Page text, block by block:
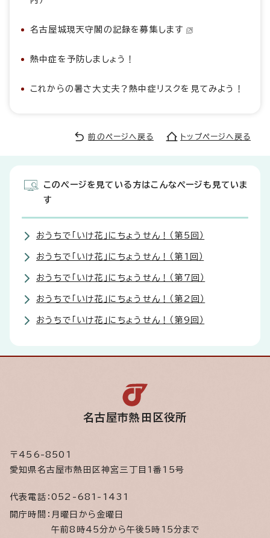
名古屋城現天守閣の記録を募集します
熱中症を予防しましょう！
これからの暑さ大丈夫？熱中症リスクを見てみよう！
前のページへ戻る トップページへ戻る
このページを見ている方はこんなページも見ていま
す
おうちで「いけ花」にちょうせん！（第5回）
おうちで「いけ花」にちょうせん！（第1回）
おうちで「いけ花」にちょうせん！（第7回）
おうちで「いけ花」にちょうせん！（第2回）
おうちで「いけ花」にちょうせん！（第9回）
名古屋市熱田区役所
〒456-8501
愛知県名古屋市熱田区神宮三丁目1番15号
代表電話： 052-681-1431
開庁時間： 月曜日から金曜日
午前8時45分から午後5時15分まで